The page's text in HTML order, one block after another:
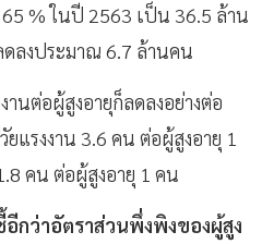
% ในปี 2563 เป็น 36.5 ล้าน
ลงประมาณ 6.7 ล้านคน
นต่อผู้สูงอายุก็ลดลงอย่างต่อ
แรงงาน 3.6 คน ต่อผู้สูงอายุ 1
คน ต่อผู้สูงอายุ 1 คน
กว่าอัตราส่วนพึ่งพิงของผู้สูง